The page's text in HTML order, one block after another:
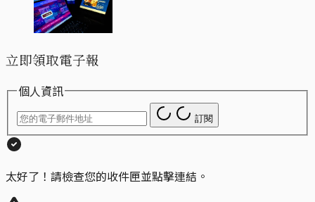
立即領取電子報
個人資訊
訂閱
太好了！請檢查您的收件匣並點擊連結。